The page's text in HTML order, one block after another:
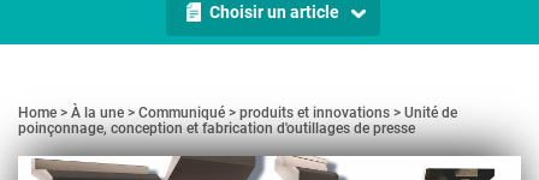
Choisir un article
Home À la une Communiqué produits et innovations
Unité de
poinçonnage, conception et fabrication d'outillages de presse